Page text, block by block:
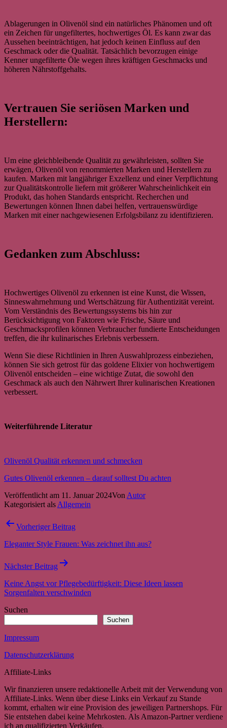
Ablagerungen in Olivenöl sind ein natürliches Phänomen und oft
ein Zeichen für ungefiltertes, hochwertiges Öl. Es kann zwar das
Aussehen beeinträchtigen, hat jedoch keinen Einfluss auf den
Geschmack oder die Qualität. Tatsächlich bevorzugen einige
Kenner ungefilterte Öle wegen ihres kräftigen Geschmacks und
höheren Nährstoffgehalts.
Vertrauen Sie seriösen Marken und
Herstellern:
Um eine gleichbleibende Qualität zu gewährleisten, sollten Sie
erwägen, Olivenöl von renommierten Marken und Herstellern zu
kaufen. Marken mit langjähriger Exzellenz und einer Verpflichtung
zur Qualitätskontrolle liefern mit größerer Wahrscheinlichkeit ein
Produkt, das hohen Standards entspricht. Recherchen und
Bewertungen können Ihnen dabei helfen, vertrauenswürdige
Marken mit einer nachgewiesenen Erfolgsbilanz zu identifizieren.
Gedanken zum Abschluss:
Hochwertiges Olivenöl zu erkennen ist eine Kunst, die Wissen,
Sinneswahrnehmung und Wertschätzung für Authentizität vereint.
Vom Verständnis des Bewertungssystems bis hin zur
Berücksichtigung von Faktoren wie Frische, Säure und
Geschmacksprofilen können Verbraucher fundierte Entscheidungen
treffen, die ihr kulinarisches Erlebnis verbessern.
Wenn Sie diese Richtlinien in Ihren Auswahlprozess einbeziehen,
können Sie sich getrost für das goldene Elixier von hochwertigem
Olivenöl entscheiden – eine wichtige Zutat, die sowohl den
Geschmack als auch den Nährwert Ihrer kulinarischen Kreationen
verbessert.
Weiterführende Literatur
Olivenöl Qualität erkennen und schmecken
Gutes Olivenöl erkennen – darauf solltest Du achten
Veröffentlicht am 11. Januar 2024Von Autor
Kategorisiert als Allgemein
Beitragsnavigation
Vorheriger Beitrag
Eleganter Style Frauen: Was zeichnet ihn aus?
Nächster Beitrag
Keine Angst vor Pflegebedürftigkeit: Diese Ideen lassen
Sorgenfalten verschwinden
Suchen
Suchen
Impressum
Datenschutzerklärung
Affiliate-Links
Wir finanzieren unsere redaktionelle Arbeit mit der Verwendung von
Affiliate-Links. Wenn über diese Links ein Verkauf zu Stande
kommt, erhalten wir eine Provision des jeweiligen Partnershops. Für
Sie entstehen dabei keine Mehrkosten. Als Amazon-Partner verdiene
ich an qualifizierten Verkäufen.